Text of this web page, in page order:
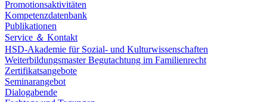
Promotionsaktivitäten
Kompetenzdatenbank
Publikationen
Service ＆ Kontakt
HSD-Akademie für Sozial- und Kulturwissenschaften
Weiterbildungsmaster Begutachtung im Familienrecht
Zertifikatsangebote
Seminarangebot
Dialogabende